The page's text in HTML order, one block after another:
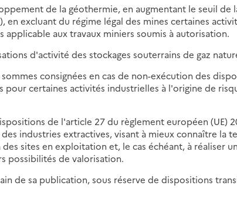
de la géothermie, en augmentant le seuil de
excluant du régime légal des mines certaines
aux travaux miniers soumis à autorisation.
d'activité des stockages souterrains de gaz
consignées en cas de non-exécution des
pour certaines activités industrielles à l'origine de
de l'article 27 du règlement européen (UE)
industries extractives, visant à mieux connaître la
sites en exploitation et, le cas échéant, à réaliser
possibilités de valorisation.
de sa publication, sous réserve de dispositions